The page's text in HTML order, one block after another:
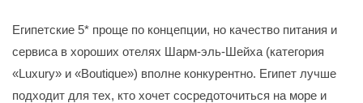
Египетские 5* проще по концепции, но качество питания и
сервиса в хороших отелях Шарм-эль-Шейха (категория
«Luxury» и «Boutique») вполне конкурентно. Египет лучше
подходит для тех, кто хочет сосредоточиться на море и